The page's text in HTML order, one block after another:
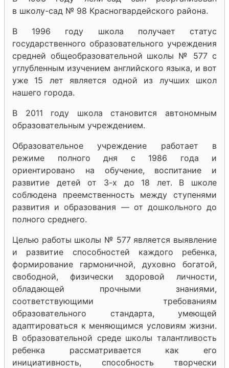
в школу-сад № 98 Красногвардейского района.
В 1996 году школа получает статус
государственного образовательного учреждения
средней общеобразовательной школы № 577 с
углубленным изучением английского языка, и вот
уже 15 лет является одной из лучших школ
нашего города.
В 2011 году школа становится автономным
образовательным учреждением.
Образовательное учреждение работает в
режиме полного дня с 1986 года и
ориентировано на обучение, воспитание и
развитие детей от 3-х до 18 лет. В школе
соблюдена преемственность между ступенями
развития и образования — от дошкольного до
полного среднего.
Целью работы школы № 577 является выявление
и развитие способностей каждого ребенка,
формирование гармоничной, духовно богатой,
свободной, физически здоровой личности,
обладающей прочными знаниями,
соответствующими требованиям
образовательного стандарта, умеющей
адаптироваться к меняющимся условиям жизни.
В образовательной среде школы талантливость
ребенка рассматривается как его
инициативность, способность творчески